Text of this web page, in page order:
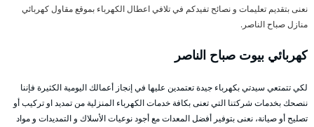
نعنى بتقديم تعليمات و نصائح تفيدكم في تلافي اعطال الكهرباء بموقع مقاول كهربائي
منازل صباح الناصر.
كهربائي بيوت صباح الناصر
لكي تتمتعي سيدتي بكهرباء جيدة تعتمدين عليها في إنجاز أعمالك اليومية الكثيرة فإننا
ننصحك بخدمات شركتنا التي تعنى بكافة خدمات الكهرباء المنزلية من تمديد او تركيب أو
تصليح أو صيانة، نعنى بتوفير أفضل المعدات مع أجود نوعيات الأسلاك و التمديدات و مواد